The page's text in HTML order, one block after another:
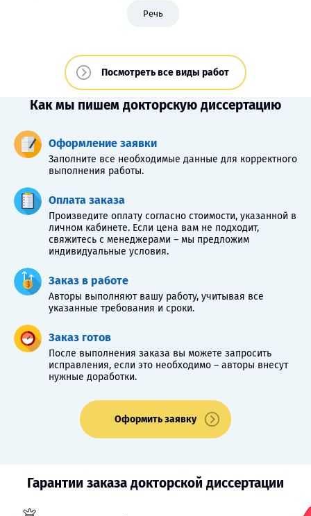
Речь
Посмотреть все виды работ
Как мы пишем докторскую диссертацию
Оформление заявки
Заполните все необходимые данные для корректного
выполнения работы.
Оплата заказа
Произведите оплату согласно стоимости, указанной в
личном кабинете. Если цена вам не подходит,
свяжитесь с менеджерами – мы предложим
индивидуальные условия.
Заказ в работе
Авторы выполняют вашу работу, учитывая все
указанные требования и сроки.
Заказ готов
После выполнения заказа вы можете запросить
исправления, если это необходимо – авторы внесут
нужные доработки.
Оформить заявку
Гарантии заказа докторской диссертации